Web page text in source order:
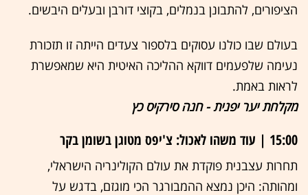
הציפורים, להתבונן בנמלים, בקוצי דורבן ובעלים היבשים.
בעולם שבו כולנו עסוקים בלספור צעדים הייתה זו תזכורת
נעימה שלפעמים דווקא ההליכה האיטית היא שמאפשרת
לראות באמת.
מקלחת יער יפנית - חנה סירקיס כץ
15:00 | עוד משהו לאכול: צ'יפס מטוגן בשומן בקר
תחרות עצבנית פוקדת את עולם הקולינריה הישראלי,
ומהותה: היכן נמצא ההמבורגר הכי מוגזם, בדגש על